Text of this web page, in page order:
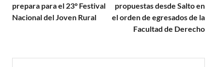
prepara para el 23° Festival
Nacional del Joven Rural
propuestas desde Salto en
el orden de egresados de la
Facultad de Derecho